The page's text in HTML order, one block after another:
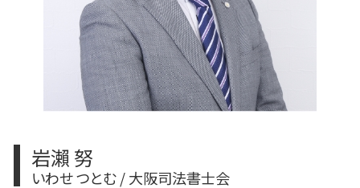
岩瀨 努
いわせ つとむ / 大阪司法書士会